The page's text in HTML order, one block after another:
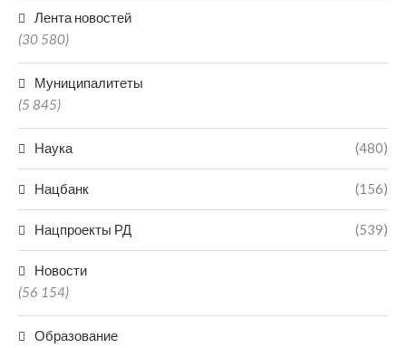
Лента новостей
(30 580)
Муниципалитеты
(5 845)
Наука (480)
Нацбанк (156)
Нацпроекты РД (539)
Новости
(56 154)
Образование